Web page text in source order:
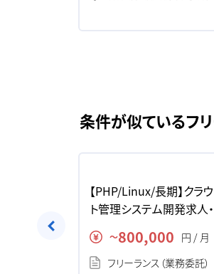
条件が似ているフ
【PHP/Linux/長期】クラ
ト管理システム開発求人
〜800,000 円 / 月
フリーランス（業務委託）